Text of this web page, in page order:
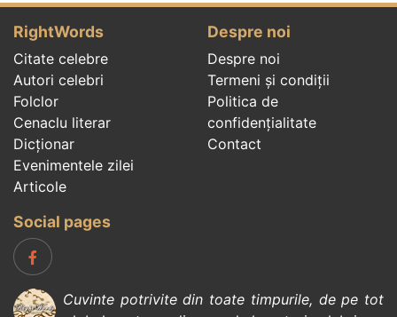
RightWords
Citate celebre
Autori celebri
Folclor
Cenaclu literar
Dicționar
Evenimentele zilei
Articole
Despre noi
Despre noi
Termeni și condiții
Politica de
confidenţialitate
Contact
Social pages
Cuvinte potrivite din toate timpurile, de pe tot